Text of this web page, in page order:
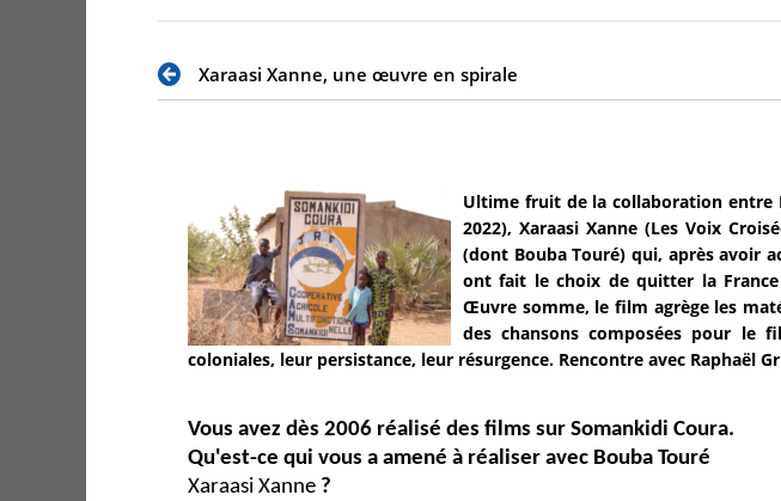
Xaraasi Xanne, une œuvre en spirale
Ultime fruit de la collaboration entre
2022), Xaraasi Xanne (Les Voix
(dont Bouba Touré) qui, après avoir
ont fait le choix de quitter la
Œuvre somme, le film agrège les
des chansons composées pour le
coloniales, leur persistance, leur résurgence. Rencontre avec Raphaël
Vous avez dès 2006 réalisé des films sur Somankidi Coura.
Qu'est-ce qui vous a amené à réaliser avec Bouba Touré
Xaraasi Xanne ?